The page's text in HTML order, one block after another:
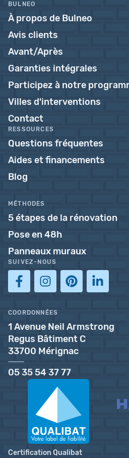
BULNEO
À propos de Bulneo
Avis clients
Avant/Après
Garanties intégrales
Participez à notre
Villes d'interventions
Contact
RESSOURCES
Questions fréquentes
Aides et financements
Blog
MÉTHODES
5 étapes de la rénovation
Pose en 48h
Panneaux muraux
SUIVEZ-NOUS
COORDONNÉES
1 Avenue Neil Armstrong
Regus Bâtiment C
33700 Mérignac
05 35 54 37 77
Certification Qualibat